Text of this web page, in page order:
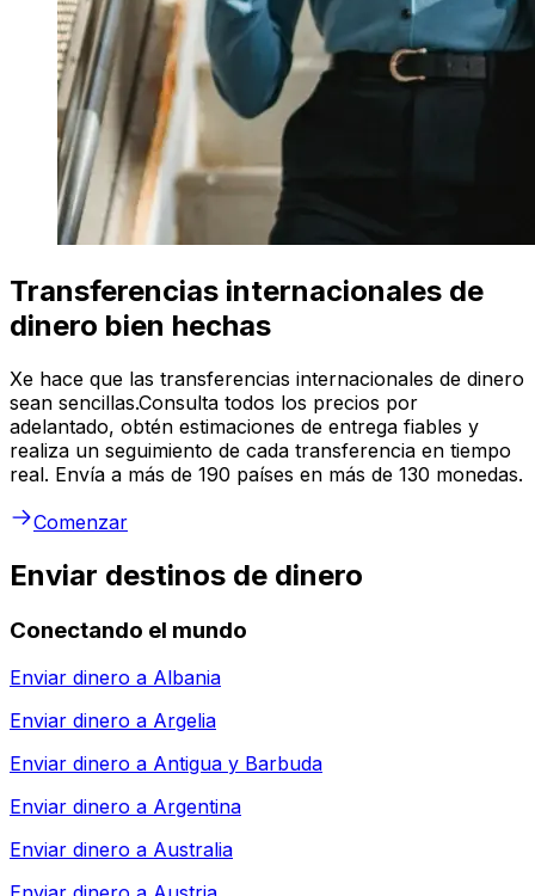
Transferencias internacionales de
dinero bien hechas
Xe hace que las transferencias internacionales de dinero
sean sencillas.Consulta todos los precios por
adelantado, obtén estimaciones de entrega fiables y
realiza un seguimiento de cada transferencia en tiempo
real. Envía a más de 190 países en más de 130 monedas.
Comenzar
Enviar destinos de dinero
Conectando el mundo
Enviar dinero a Albania
Enviar dinero a Argelia
Enviar dinero a Antigua y Barbuda
Enviar dinero a Argentina
Enviar dinero a Australia